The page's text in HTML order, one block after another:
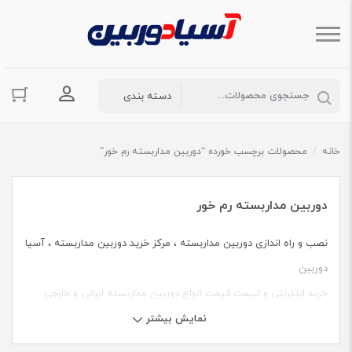
ورود به
خانه / محصولات برچسب خورده “دوربین مداربسته رم خور”
دوربین مداربسته رم خور
نصب و راه اندازی دوربین مداربسته ، مرکز خرید دوربین مداربسته ، آسیا
دوربین
خرید اینترنتی و لیست قیمت انواع دوربین مداربسته ایرانی و خارجی
وایرلس،رم خور،لامپی، دید در شب در اندازه های کوچک و بزرگ
راهنمای خرید دوربین مداربسته به همراه مشاوره رایگان از کارشناسان
نمایش بیشتر